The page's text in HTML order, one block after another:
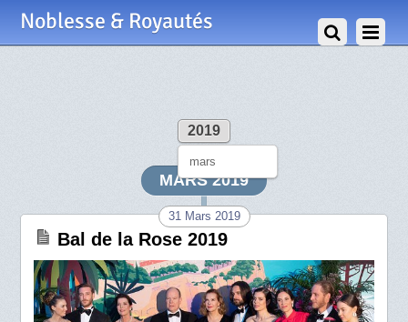
Noblesse & Royautés
2019
mars
MARS 2019
31 Mars 2019
Bal de la Rose 2019